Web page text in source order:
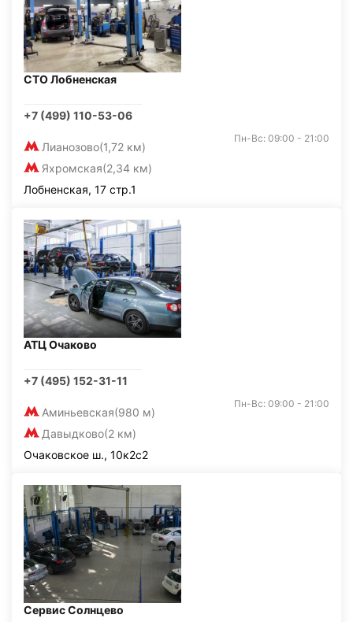
СТО Лобненская
+7 (499) 110-53-06
Лианозово(1,72 км)
Яхромская(2,34 км)
Пн-Вс: 09:00 - 21:00
Лобненская, 17 стр.1
АТЦ Очаково
+7 (495) 152-31-11
Аминьевская(980 м)
Давыдково(2 км)
Пн-Вс: 09:00 - 21:00
Очаковское ш., 10к2с2
Сервис Солнцево